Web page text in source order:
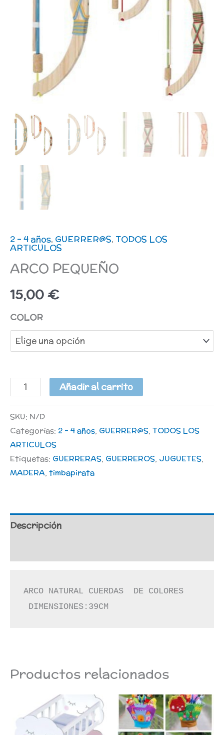
2 - 4 años, GUERRER@S, TODOS LOS
ARTICULOS
ARCO PEQUEÑO
15,00€
COLOR
Añadir al carrito
SKU: N/D
Categorías: 2 - 4 años, GUERRER@S, TODOS LOS
ARTICULOS
Etiquetas: GUERRERAS, GUERREROS, JUGUETES,
MADERA, timbapirata
Descripción
ARCO NATURAL CUERDAS  DE COLORES
DIMENSIONES:39CM
Productos relacionados